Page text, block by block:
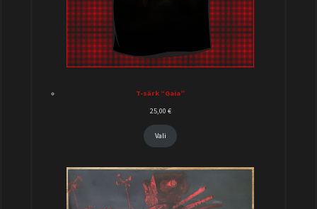
T-särk “Gaia”
25,00 €
Vali